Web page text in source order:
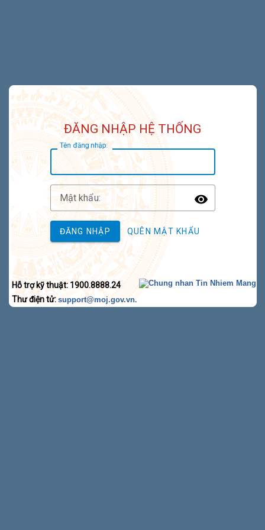
ĐĂNG NHẬP HỆ THỐNG
Tên đăng nhập:
Mật khẩu:
Toggle
ĐĂNG NHẬP QUÊN MẬT KHẨU
Hỗ trợ kỹ thuật: 1900.8888.24
Thư điện tử: support@moj.gov.vn.